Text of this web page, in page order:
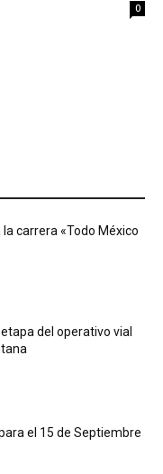
0
carrera «Todo México
del operativo vial
el 15 de Septiembre